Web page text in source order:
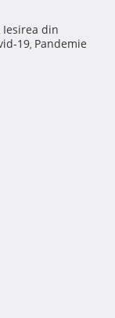
Iesirea din
19, Pandemie